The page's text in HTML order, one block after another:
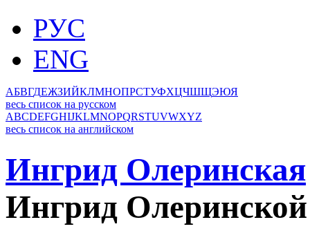
РУС
ENG
АБВГДЕЖЗИЙКЛМНОПРСТУФХЦЧШЩЭЮЯ
весь список на русском
ABCDEFGHIJKLMNOPQRSTUVWXYZ
весь список на английском
Ингрид Олеринская
Ингрид Олеринской